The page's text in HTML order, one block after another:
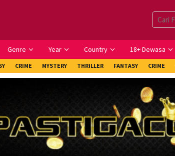
Genre Year Country 18+ Dewasa
CRIME MYSTERY THRILLER FANTASY CRIME